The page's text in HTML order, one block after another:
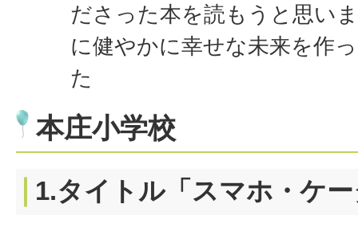
ださった本を読もうと思い
に健やかに幸せな未来を作
た
本庄小学校
1.タイトル「スマホ・ケ